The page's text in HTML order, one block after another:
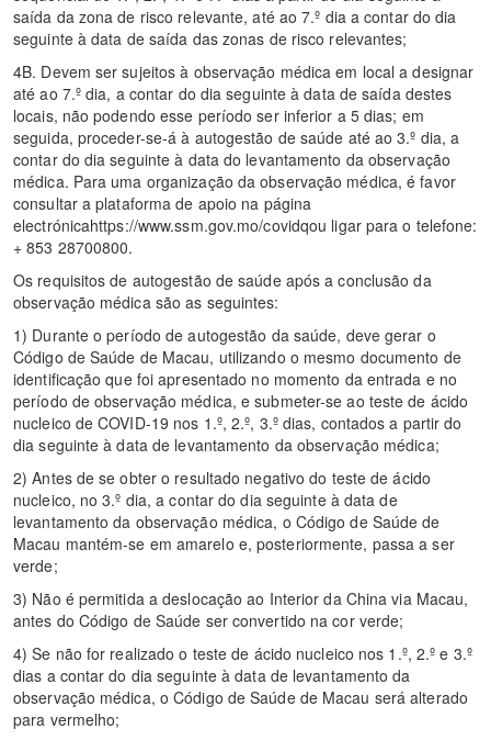
saída da zona de risco relevante, até ao 7.º dia a contar do dia
seguinte à data de saída das zonas de risco relevantes;
4B. Devem ser sujeitos à observação médica em local a designar
até ao 7.º dia, a contar do dia seguinte à data de saída destes
locais, não podendo esse período ser inferior a 5 dias; em
seguida, proceder-se-á à autogestão de saúde até ao 3.º dia, a
contar do dia seguinte à data do levantamento da observação
médica. Para uma organização da observação médica, é favor
consultar a plataforma de apoio na página
electrónicahttps://www.ssm.gov.mo/covidqou ligar para o telefone:
+ 853 28700800.
Os requisitos de autogestão de saúde após a conclusão da
observação médica são as seguintes:
1) Durante o período de autogestão da saúde, deve gerar o
Código de Saúde de Macau, utilizando o mesmo documento de
identificação que foi apresentado no momento da entrada e no
período de observação médica, e submeter-se ao teste de ácido
nucleico de COVID-19 nos 1.º, 2.º, 3.º dias, contados a partir do
dia seguinte à data de levantamento da observação médica;
2) Antes de se obter o resultado negativo do teste de ácido
nucleico, no 3.º dia, a contar do dia seguinte à data de
levantamento da observação médica, o Código de Saúde de
Macau mantém-se em amarelo e, posteriormente, passa a ser
verde;
3) Não é permitida a deslocação ao Interior da China via Macau,
antes do Código de Saúde ser convertido na cor verde;
4) Se não for realizado o teste de ácido nucleico nos 1.º, 2.º e 3.º
dias a contar do dia seguinte à data de levantamento da
observação médica, o Código de Saúde de Macau será alterado
para vermelho;